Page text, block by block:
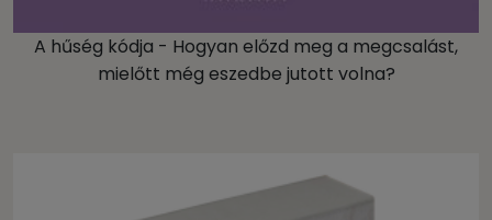
A hűség kódja - Hogyan előzd meg a megcsalást,
mielőtt még eszedbe jutott volna?